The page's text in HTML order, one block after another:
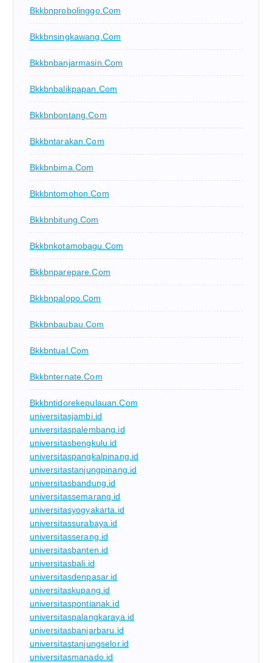
Bkkbnprobolinggo.com
Bkkbnsingkawang.com
Bkkbnbanjarmasin.com
Bkkbnbalikpapan.com
Bkkbnbontang.com
Bkkbntarakan.com
Bkkbnbima.com
Bkkbntomohon.com
Bkkbnbitung.com
Bkkbnkotamobagu.com
Bkkbnparepare.com
Bkkbnpalopo.com
Bkkbnbaubau.com
Bkkbntual.com
Bkkbnternate.com
Bkkbntidorekepulauan.com
universitasjambi.id
universitaspalembang.id
universitasbengkulu.id
universitaspangkalpinang.id
universitastanjungpinang.id
universitasbandung.id
universitassemarang.id
universitasyogyakarta.id
universitassurabaya.id
universitasserang.id
universitasbanten.id
universitasbali.id
universitasdenpasar.id
universitaskupang.id
universitaspontianak.id
universitaspalangkaraya.id
universitasbanjarbaru.id
universitastanjungselor.id
universitasmanado.id